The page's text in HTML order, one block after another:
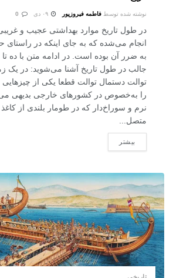
نوشته شده توسط فاطمه فیروزپور
در طول تاریخ موارد بهداشتی عجیب و
انجام می‌شده که به جای اینکه در راستای
به ضرر آن بوده است. در ادامه متن با ده تا
جالب در طول تاریخ آشنا می‌شوید: در یک
توالت دستمال توالت قطعا یکی از
را به‌خصوص در کشورهای خارجی بدیهی
متصل...
بیشتر